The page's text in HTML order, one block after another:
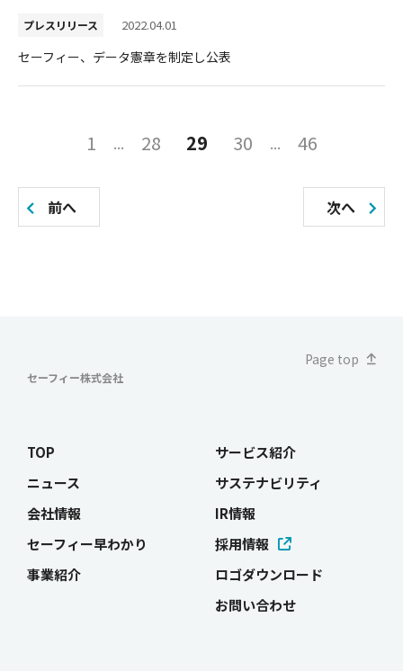
プレスリリース 2022.04.01
セーフィー、データ憲章を制定し公表
の
り
前へ
1 28 29 30 46
次へ
セーフィー株式会社
Page top
TOP
ニュース
会社情報
セーフィー早わかり
事業紹介
サービス紹介
サステナビリティ
IR情報
採用情報
ロゴダウンロード
お問い合わせ